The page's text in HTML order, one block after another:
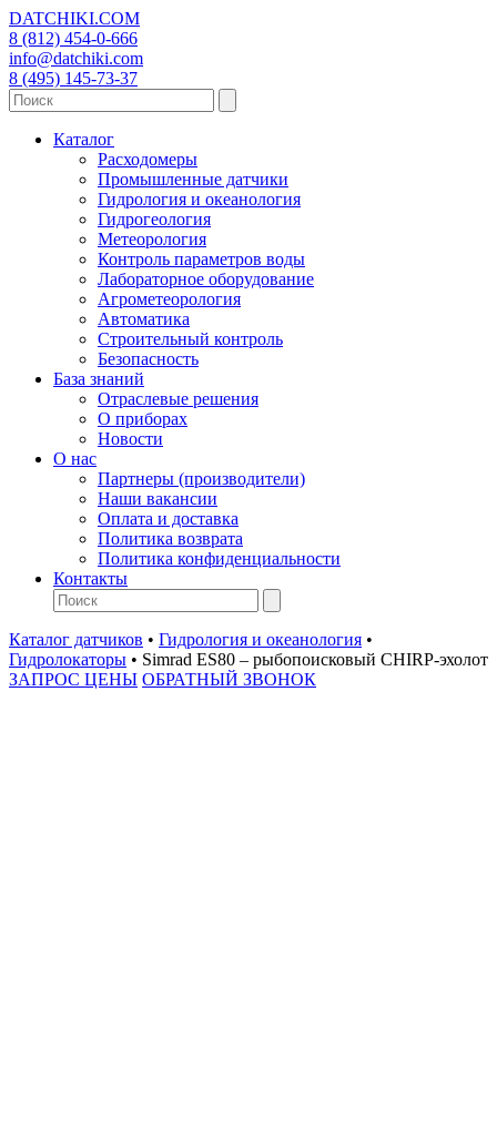
DATCHIKI.COM
8 (812) 454-0-666
info@datchiki.com
8 (495) 145-73-37
Каталог
Расходомеры
Промышленные датчики
Гидрология и океанология
Гидрогеология
Метеорология
Контроль параметров воды
Лабораторное оборудование
Агрометеорология
Автоматика
Строительный контроль
Безопасность
База знаний
Отраслевые решения
О приборах
Новости
О нас
Партнеры (производители)
Наши вакансии
Оплата и доставка
Политика возврата
Политика конфиденциальности
Контакты
Каталог датчиков • Гидрология и океанология •
Гидролокаторы • Simrad ES80 – рыбопоисковый CHIRP-эхолот
ЗАПРОС ЦЕНЫ ОБРАТНЫЙ ЗВОНОК